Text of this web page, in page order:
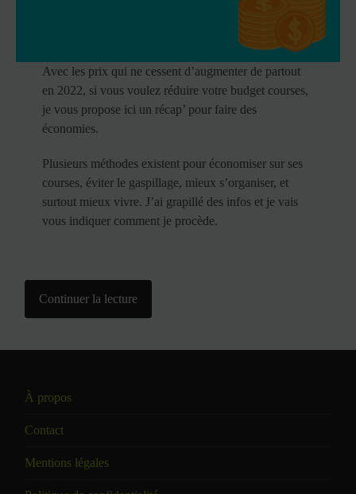
Avec les prix qui ne cessent d’augmenter de partout
en 2022, si vous voulez réduire votre budget courses,
je vous propose ici un récap’ pour faire des
économies.
Plusieurs méthodes existent pour économiser sur ses
courses, éviter le gaspillage, mieux s’organiser, et
surtout mieux vivre. J’ai grapillé des infos et je vais
vous indiquer comment je procède.
Continuer la lecture
À propos
Contact
Mentions légales